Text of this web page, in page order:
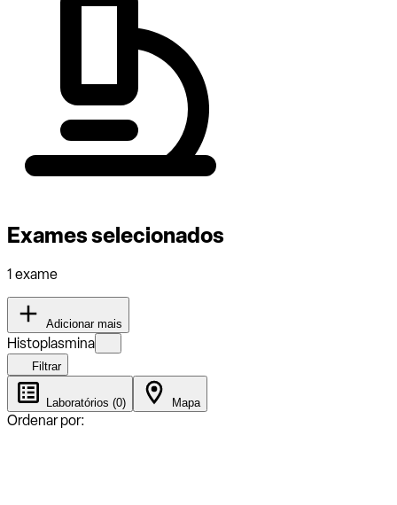
Exames selecionados
1 exame
Adicionar mais
Histoplasmina
Filtrar
Laboratórios (0) Mapa
Ordenar por: